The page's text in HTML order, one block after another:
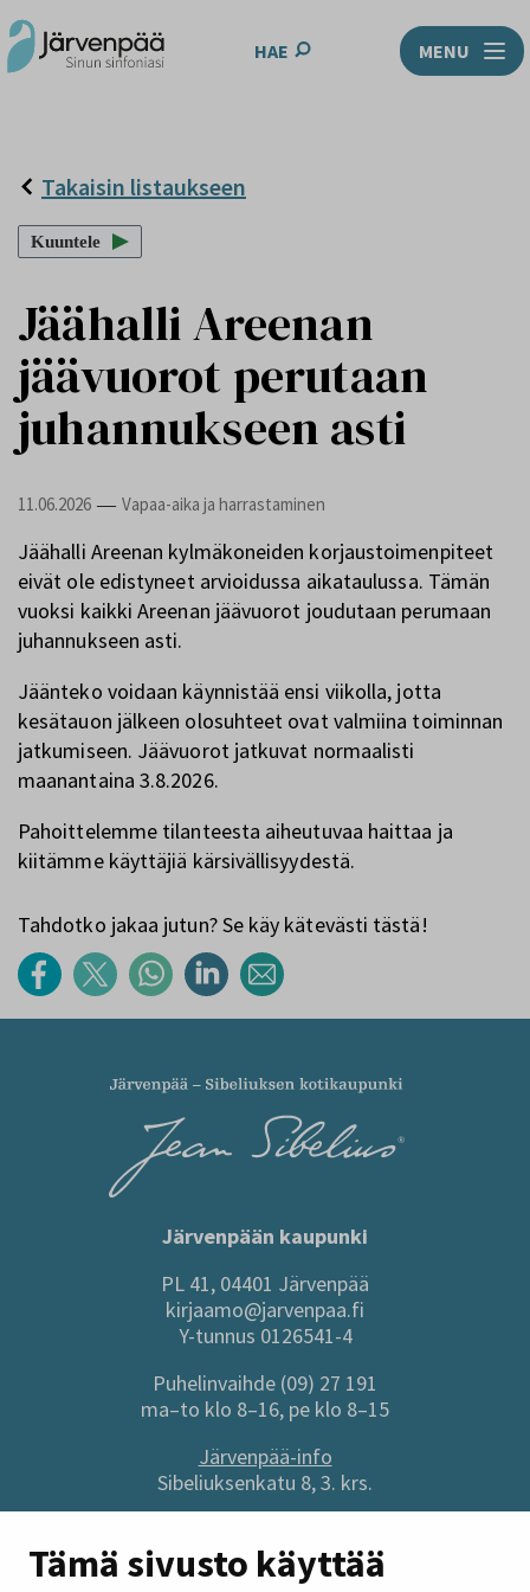
Tämä sivusto käyttää
HAE MENU
Takaisin listaukseen
Kuuntele
Jäähalli Areenan
jäävuorot perutaan
juhannukseen asti
11.06.2026 — Vapaa-aika ja harrastaminen
Jäähalli Areenan kylmäkoneiden korjaustoimenpiteet
eivät ole edistyneet arvioidussa aikataulussa. Tämän
vuoksi kaikki Areenan jäävuorot joudutaan perumaan
juhannukseen asti.
Jäänteko voidaan käynnistää ensi viikolla, jotta
kesätauon jälkeen olosuhteet ovat valmiina toiminnan
jatkumiseen. Jäävuorot jatkuvat normaalisti
maanantaina 3.8.2026.
Pahoittelemme tilanteesta aiheutuvaa haittaa ja
kiitämme käyttäjiä kärsivällisyydestä.
Tahdotko jakaa jutun? Se käy kätevästi tästä!
Järvenpään kaupunki
PL 41, 04401 Järvenpää
kirjaamo@jarvenpaa.fi
Y-tunnus 0126541-4
Puhelinvaihde (09) 27 191
ma–to klo 8–16, pe klo 8–15
Järvenpää-info
Sibeliuksenkatu 8, 3. krs.
Sivuston pikalinkit